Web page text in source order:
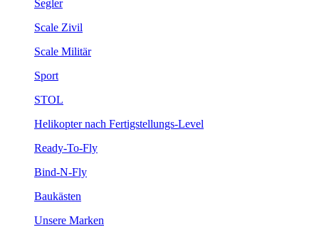
Segler
Scale Zivil
Scale Militär
Sport
STOL
Helikopter nach Fertigstellungs-Level
Ready-To-Fly
Bind-N-Fly
Baukästen
Unsere Marken